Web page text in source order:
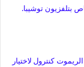
كنترول لاختيار